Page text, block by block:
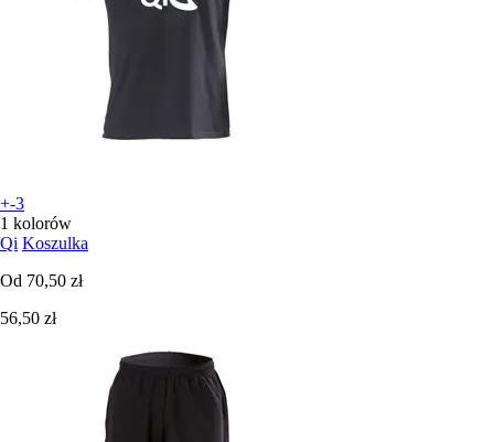
+-3
1 kolorów
Qi Koszulka
Od 70,50 zł
56,50 zł